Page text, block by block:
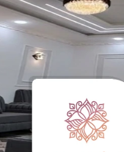
ميسم خالد
حي العوالي ، مكة